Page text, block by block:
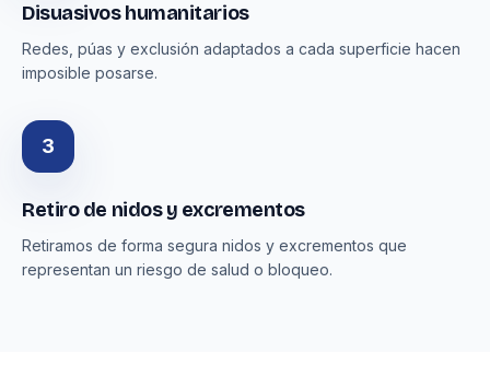
Disuasivos humanitarios
Redes, púas y exclusión adaptados a cada superficie hacen
imposible posarse.
3
Retiro de nidos y excrementos
Retiramos de forma segura nidos y excrementos que
representan un riesgo de salud o bloqueo.